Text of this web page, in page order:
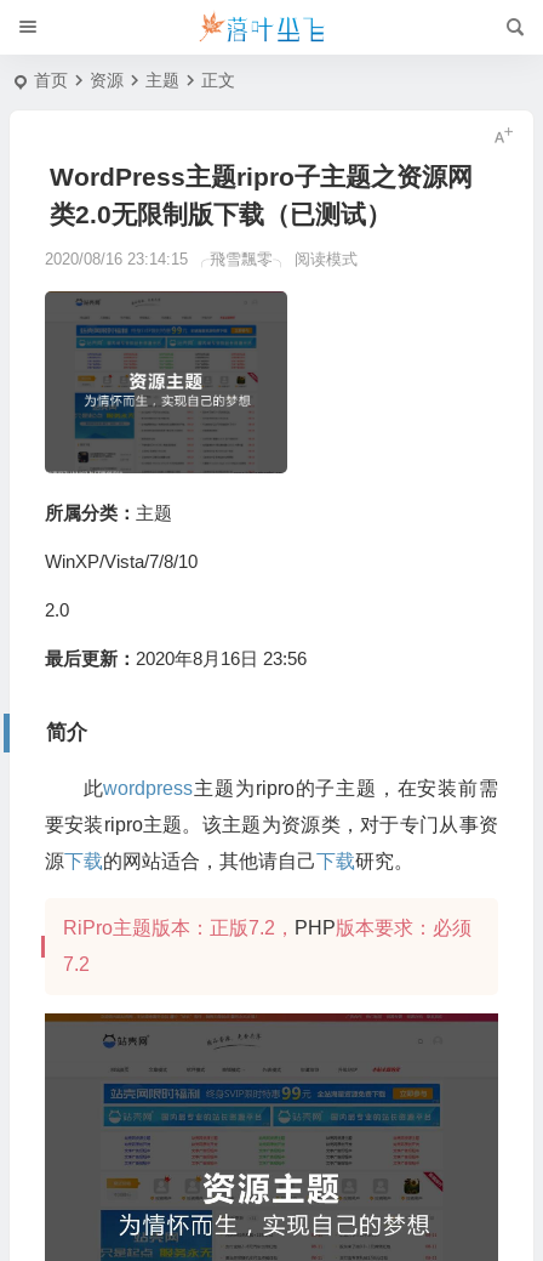
首页 资源 主题 正文
WordPress主题ripro子主题之资源网
类2.0无限制版下载（已测试）
2020/08/16 23:14:15 ╭飛雪飄零╮ 阅读模式
所属分类： 主题
WinXP/Vista/7/8/10
2.0
最后更新： 2020年8月16日 23:56
简介
此wordpress主题为ripro的子主题，在安装前需
要安装ripro主题。该主题为资源类，对于专门从事资
源下载的网站适合，其他请自己下载研究。
RiPro主题版本：正版7.2， PHP版本要求：必须
7.2